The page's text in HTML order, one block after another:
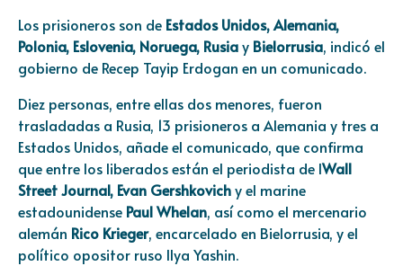
Los prisioneros son de Estados Unidos,Alemania,
Polonia, Eslovenia, Noruega, Rusiay Bielorrusia, indicó el
gobierno de Recep Tayip Erdogan en un comunicado.
Diez personas, entre ellas dos menores, fueron
trasladadas a Rusia, 13 prisioneros a Alemania y tres a
Estados Unidos, añade el comunicado, que confirma
que entre los liberados están el periodista de lWall
Street Journal, Evan Gershkovichy el marine
estadounidense Paul Whelan, así como el mercenario
alemán Rico Krieger, encarcelado en Bielorrusia, y el
político opositor ruso Ilya Yashin.